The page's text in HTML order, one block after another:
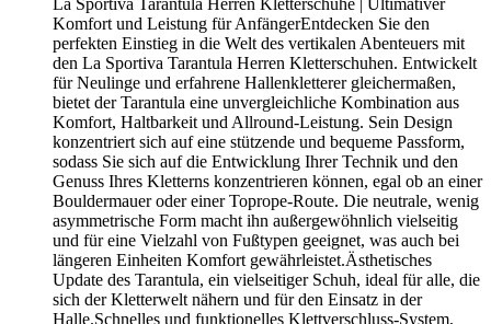
Komfort und Leistung für AnfängerEntdecken Sie den
perfekten Einstieg in die Welt des vertikalen Abenteuers mit
den La Sportiva Tarantula Herren Kletterschuhen. Entwickelt
für Neulinge und erfahrene Hallenkletterer gleichermaßen,
bietet der Tarantula eine unvergleichliche Kombination aus
Komfort, Haltbarkeit und Allround-Leistung. Sein Design
konzentriert sich auf eine stützende und bequeme Passform,
sodass Sie sich auf die Entwicklung Ihrer Technik und den
Genuss Ihres Kletterns konzentrieren können, egal ob an einer
Bouldermauer oder einer Toprope-Route. Die neutrale, wenig
asymmetrische Form macht ihn außergewöhnlich vielseitig
und für eine Vielzahl von Fußtypen geeignet, was auch bei
längeren Einheiten Komfort gewährleistet.Ästhetisches
Update des Tarantula, ein vielseitiger Schuh, ideal für alle, die
sich der Kletterwelt nähern und für den Einsatz in der
Halle.Schnelles und funktionelles Klettverschluss-System,